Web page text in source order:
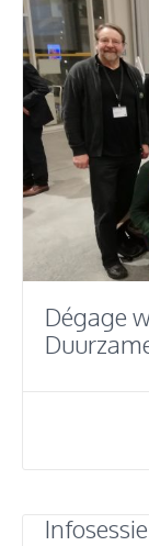
Dégage